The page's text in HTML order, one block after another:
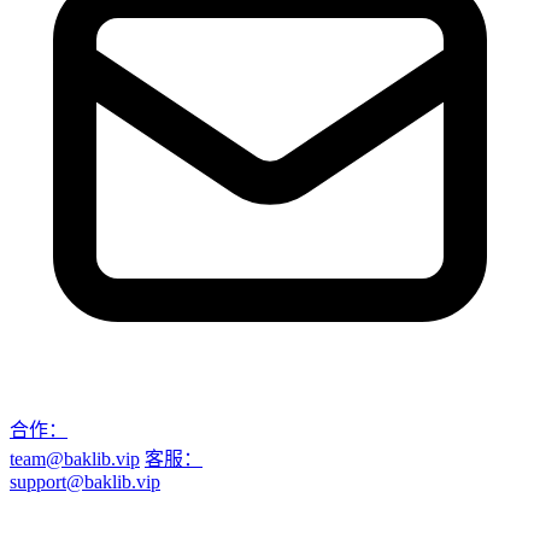
合作：
team@baklib.vip 客服：
support@baklib.vip